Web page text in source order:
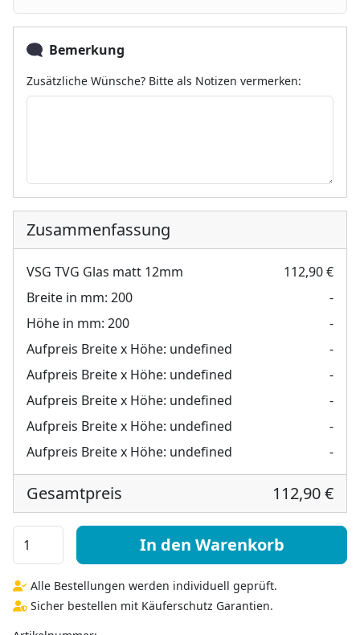
Bemerkung
Zusätzliche Wünsche? Bitte als Notizen vermerken:
Zusammenfassung
VSG TVG Glas matt 12mm
112,90 €
Breite in mm: 200
-
Höhe in mm: 200
-
Aufpreis Breite x Höhe: undefined
-
Aufpreis Breite x Höhe: undefined
-
Aufpreis Breite x Höhe: undefined
-
Aufpreis Breite x Höhe: undefined
-
Aufpreis Breite x Höhe: undefined -
Gesamtpreis 112,90 €
VSG TVG Glas matt 12mm MengeIn den Warenkorb
Alle Bestellungen werden individuell geprüft.
Sicher bestellen mit Käuferschutz Garantien.